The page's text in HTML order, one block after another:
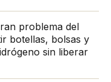
problema del
botellas, bolsas y
sin liberar